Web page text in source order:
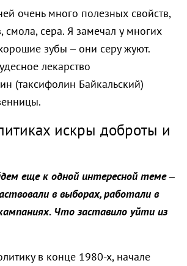
очень много полезных свойств,
смола, сера. Я замечал у многих
зубы – они серу жуют.
лекарство
(таксифолин Байкальский)
искры доброты и
еще к одной интересной теме –
в выборах, работали в
Что заставило уйти из
в конце 1980-х, начале